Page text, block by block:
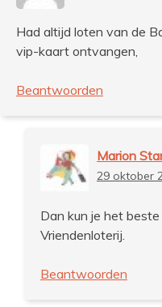
Had altijd loten van de
vip-kaart ontvangen,
Beantwoorden
Marion
29 oktober
Dan kun je het
Vriendenloterij.
Beantwoorden